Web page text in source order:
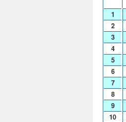
1
2
3
4
5
6
7
8
9
10